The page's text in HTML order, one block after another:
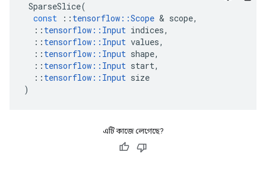
SparseSlice(
const
:: tensorflow ::Scope & scope,
:: tensorflow :: Input indices,
:: tensorflow :: Input values,
:: tensorflow :: Input shape,
:: tensorflow :: Input start,
:: tensorflow :: Input size
)
এটি কাজে লেগেছে?